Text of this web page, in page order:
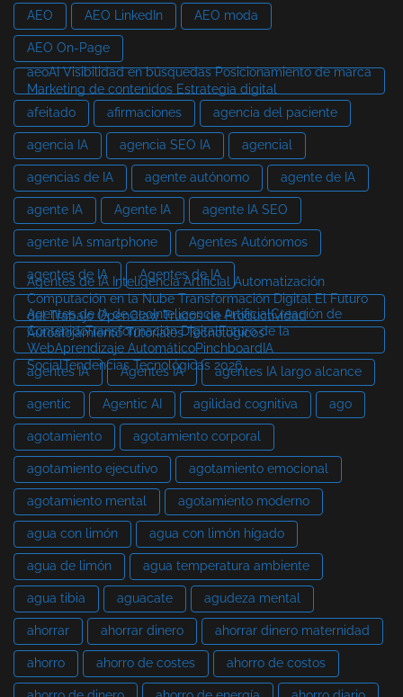
AEO AEO LinkedIn AEO moda
AEO On-Page
aeoAI Visibilidad en búsquedas Posicionamiento de marca
Marketing de contenidos Estrategia digital
afeitado
afirmaciones agencia del paciente
agencia IA agencia SEO IA agencial
agencias de IA agente autónomo agente de IA
agente IA Agente IA agente IA SEO
agente IA smartphone Agentes Autónomos
agentes de IA Agentes de IA
Agentes de IA Inteligencia Artificial Automatización
Computación en la Nube Transformación Digital El Futuro
del Trabajo OpenClaw Trucos de Productividad
Autoalojamiento Tutoriales Tecnológicos
Agentes de IA de aeoInteligencia ArtificialCreación de
ContenidoTransformación DigitalFuturo de la
WebAprendizaje AutomáticoPinchboardIA
SocialTendencias Tecnológicas 2026
agentes IA Agentes IA agentes IA largo alcance
agentic Agentic AI agilidad cognitiva ago
agotamiento agotamiento corporal
agotamiento ejecutivo agotamiento emocional
agotamiento mental agotamiento moderno
agua con limón agua con limón hígado
agua de limón agua temperatura ambiente
agua tibia aguacate agudeza mental
ahorrar ahorrar dinero ahorrar dinero maternidad
ahorro ahorro de costes ahorro de costos